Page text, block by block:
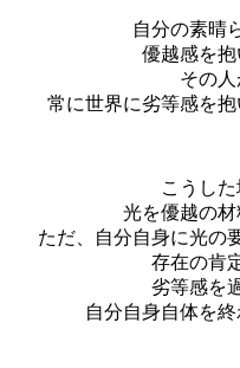
自分の素晴
優越感を
その人
常に世界に劣等感を抱
こうし
光を優越の材
ただ、自分自身に光の
存在の肯
劣等感を
自分自身自体を